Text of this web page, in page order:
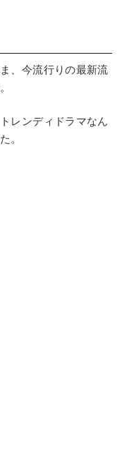
、今流行りの最新流
レンディドラマなん
。